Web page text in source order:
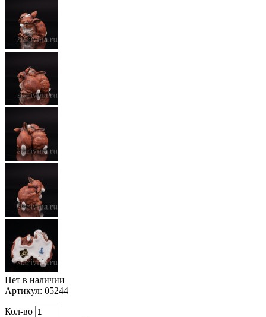
Нет в наличии
Артикул: 05244
Кол-во